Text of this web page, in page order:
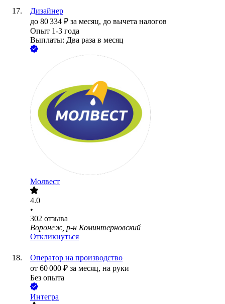
Дизайнер
до 80 334 ₽ за месяц, до вычета налогов
Опыт 1-3 года
Выплаты: Два раза в месяц
Молвест
4.0
•
302 отзыва
Воронеж, р-н Коминтерновский
Откликнуться
Оператор на производство
от 60 000 ₽ за месяц, на руки
Без опыта
Интегра